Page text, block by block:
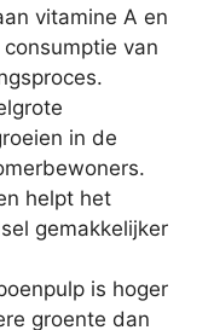
vitamine A en
van
in de
helpt het
gemakkelijker
is hoger
groente dan